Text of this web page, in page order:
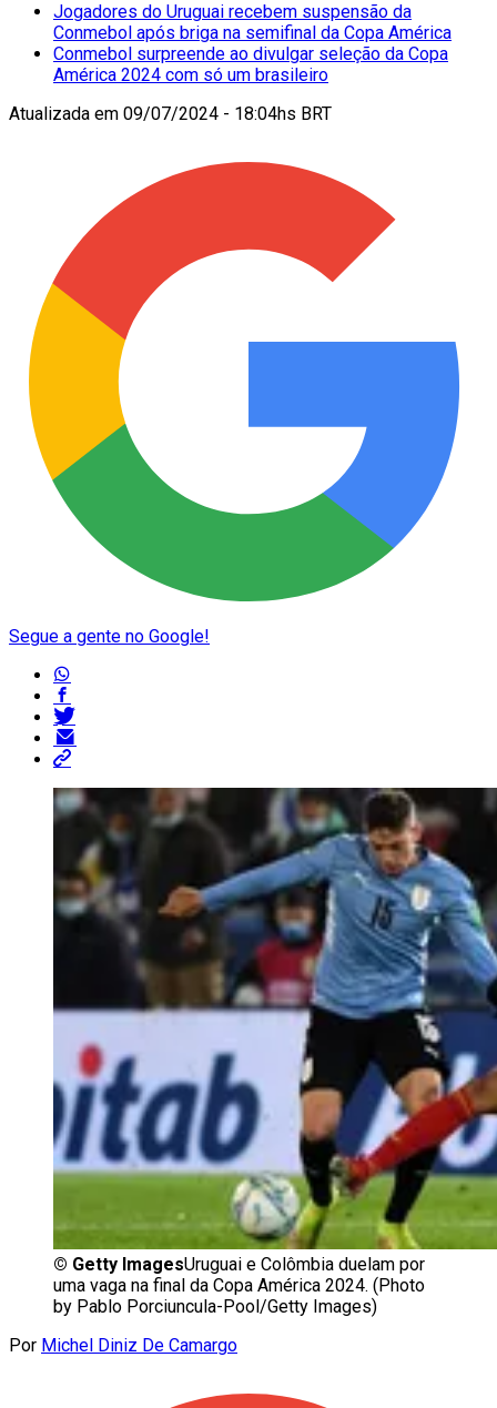
Jogadores do Uruguai recebem suspensão da
Conmebol após briga na semifinal da Copa América
Conmebol surpreende ao divulgar seleção da Copa
América 2024 com só um brasileiro
Atualizada em 09/07/2024 - 18:04hs BRT
Segue a gente no Google!
© Getty ImagesUruguai e Colômbia duelam por
uma vaga na final da Copa América 2024. (Photo
by Pablo Porciuncula-Pool/Getty Images)
Por Michel Diniz De Camargo